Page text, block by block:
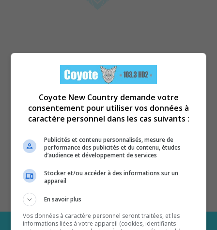
Coyote New Country demande votre
consentement pour utiliser vos données à
caractère personnel dans les cas suivants :
Publicités et contenu personnalisés, mesure de
performance des publicités et du contenu, études
d’audience et développement de services
Stocker et/ou accéder à des informations sur un
appareil
En savoir plus
Vos données à caractère personnel seront traitées, et les
informations liées à votre appareil (cookies, identifiants